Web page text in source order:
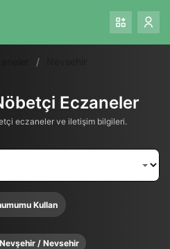
Eczaneler
eczaneler ve iletişim bilgileri.
Kullan
Nevşehir / Nevsehir